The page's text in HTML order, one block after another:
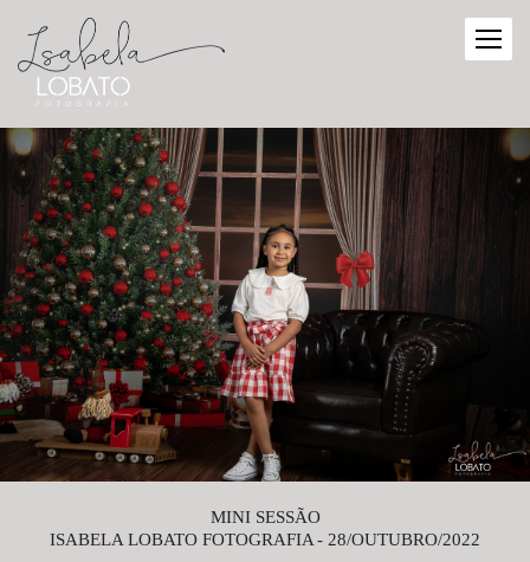
MINI SESSÃO
ISABELA LOBATO FOTOGRAFIA
28/OUTUBRO/2022